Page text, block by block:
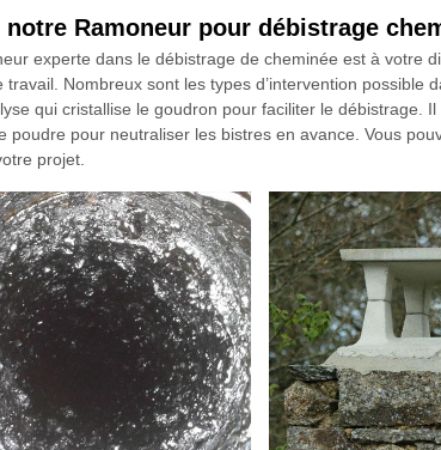
Ramoneur pour débistrage
experte dans le débistrage de cheminée est à votre
Nombreux sont les types d’intervention possible
qui cristallise le goudron pour faciliter le débistrage.
poudre pour neutraliser les bistres en avance. Vous
projet.